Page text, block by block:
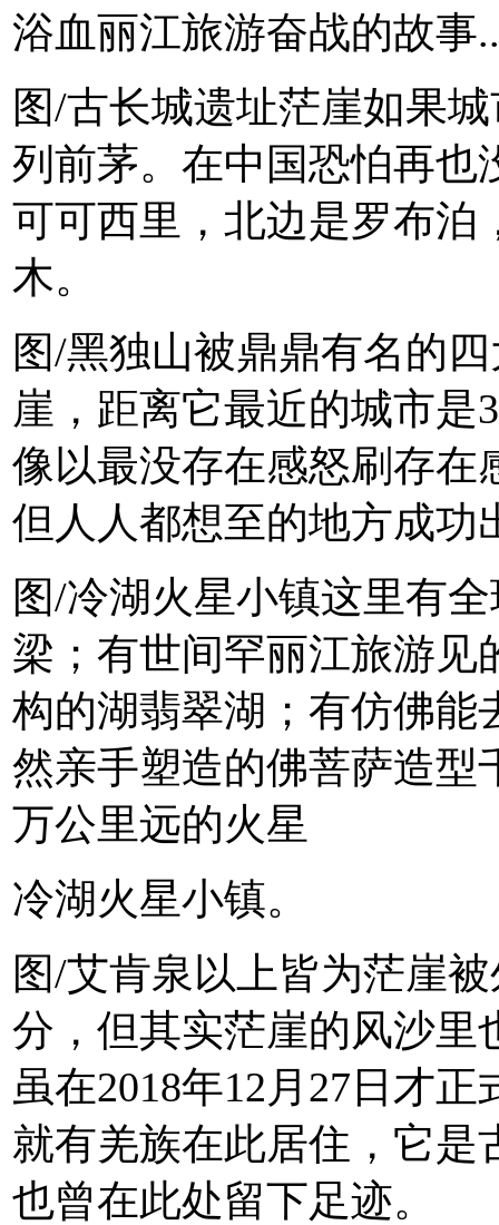
浴血丽江旅游奋战的故事
图/古长城遗址茫崖如果
列前茅。在中国恐怕再也
可可西里，北边是罗布泊
木。
图/黑独山被鼎鼎有名的
崖，距离它最近的城市是
像以最没存在感怒刷存在
但人人都想至的地方成功
图/冷湖火星小镇这里有
梁；有世间罕丽江旅游见
构的湖翡翠湖；有仿佛能
然亲手塑造的佛菩萨造型
万公里远的火星
冷湖火星小镇。
图/艾肯泉以上皆为茫崖
分，但其实茫崖的风沙里
虽在2018年12月27日才
就有羌族在此居住，它是
也曾在此处留下足迹。